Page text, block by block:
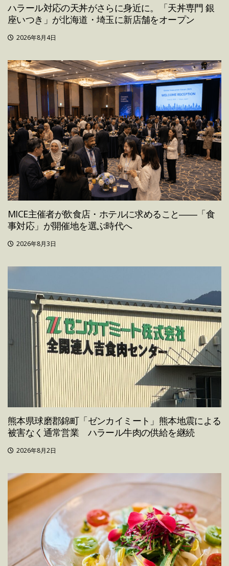
ハラール対応の天丼がさらに身近に。「天丼専門 銀
座いつき」が北海道・埼玉に新店舗をオープン
2026年8月4日
MICE主催者が飲食店・ホテルに求めること――「食
事対応」が開催地を選ぶ時代へ
2026年8月3日
熊本県球磨郡錦町「ゼンカイミート」熊本地震による
被害なく通常営業 ハラール牛肉の供給を継続
2026年8月2日